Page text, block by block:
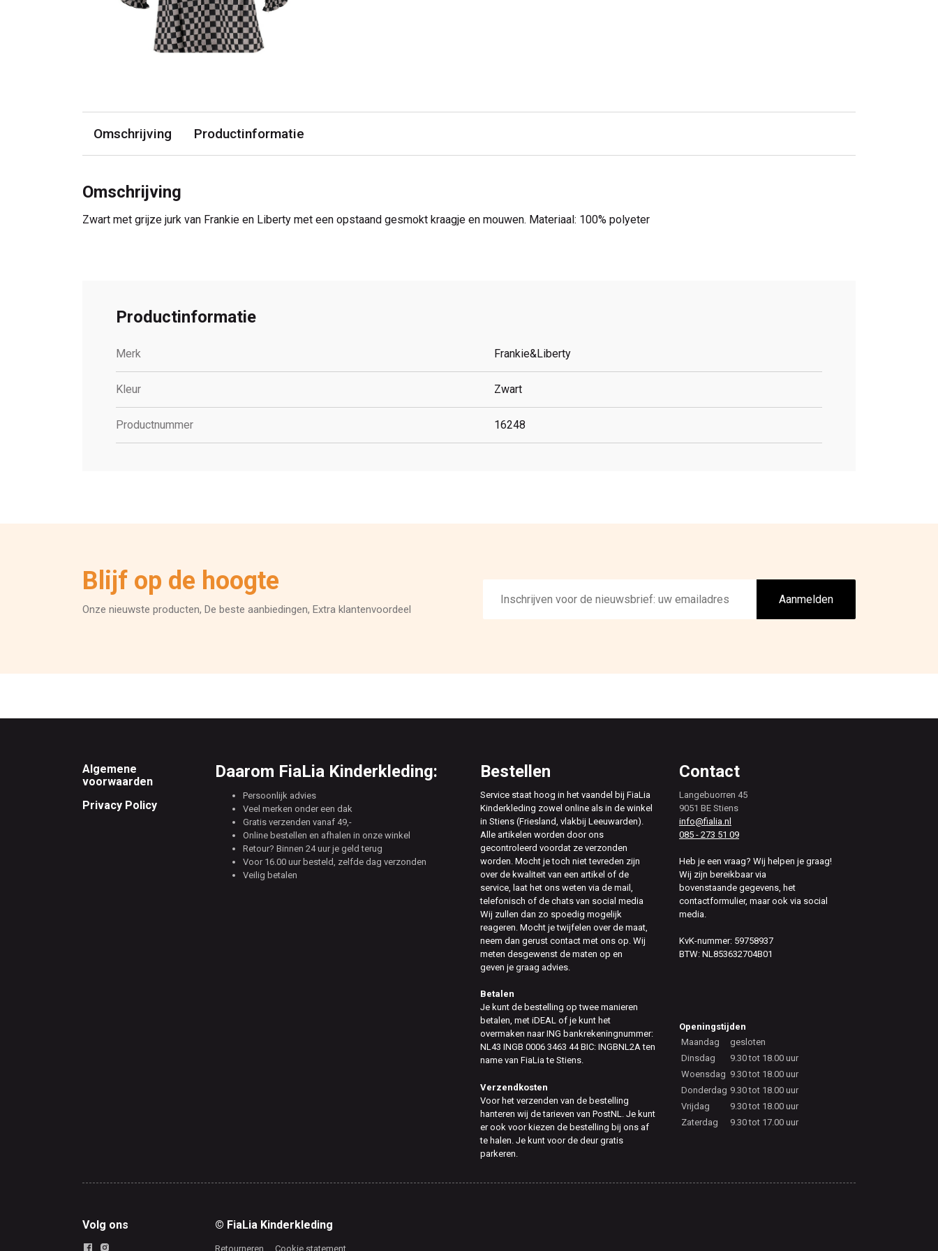
Omschrijving Productinformatie
Omschrijving
Zwart met grijze jurk van Frankie en Liberty met een opstaand gesmokt kraagje en mouwen. Materiaal: 100% polyeter
Productinformatie
Merk Frankie&Liberty
Kleur Zwart
Productnummer 16248
Blijf op de hoogte
Onze nieuwste producten, De beste aanbiedingen, Extra klantenvoordeel
mailadres
Aanmelden
Footer
Algemene
voorwaarden
Privacy Policy
Daarom FiaLia Kinderkleding:
Persoonlijk advies
Veel merken onder een dak
Gratis verzenden vanaf 49,-
Online bestellen en afhalen in onze winkel
Retour? Binnen 24 uur je geld terug
Voor 16.00 uur besteld, zelfde dag verzonden
Veilig betalen
Bestellen
Service staat hoog in het vaandel bij FiaLia
Kinderkleding zowel online als in de winkel
in Stiens (Friesland, vlakbij Leeuwarden).
Alle artikelen worden door ons
gecontroleerd voordat ze verzonden
worden. Mocht je toch niet tevreden zijn
over de kwaliteit van een artikel of de
service, laat het ons weten via de mail,
telefonisch of de chats van social media
Wij zullen dan zo spoedig mogelijk
reageren. Mocht je twijfelen over de maat,
neem dan gerust contact met ons op. Wij
meten desgewenst de maten op en
geven je graag advies.
Betalen
Je kunt de bestelling op twee manieren
betalen, met iDEAL of je kunt het
overmaken naar ING bankrekeningnummer:
NL43 INGB 0006 3463 44 BIC: INGBNL2A ten
name van FiaLia te Stiens.
Verzendkosten
Voor het verzenden van de bestelling
hanteren wij de tarieven van PostNL. Je kunt
er ook voor kiezen de bestelling bij ons af
te halen. Je kunt voor de deur gratis
parkeren.
Contact
Langebuorren 45
9051 BE Stiens
info@fialia.nl
085 - 273 51 09
Heb je een vraag? Wij helpen je graag!
Wij zijn bereikbaar via
bovenstaande gegevens, het
contactformulier, maar ook via social
media.
KvK-nummer: 59758937
BTW: NL853632704B01
Openingstijden
Maandag
gesloten
Dinsdag
9.30 tot 18.00 uur
Woensdag 9.30 tot 18.00 uur
Donderdag 9.30 tot 18.00 uur
Vrijdag
9.30 tot 18.00 uur
Zaterdag
9.30 tot 17.00 uur
Volg ons © FiaLia Kinderkleding
Retourneren Cookie statement